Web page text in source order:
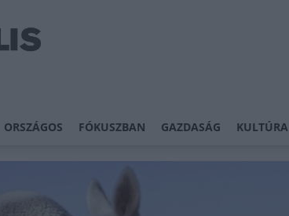
ORSZÁGOS FÓKUSZBAN GAZDASÁG KULTÚRA